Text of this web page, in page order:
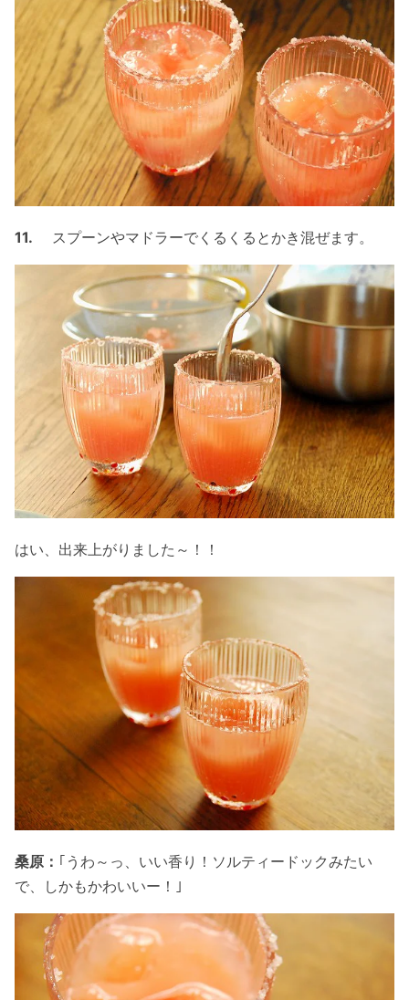
11. スプーンやマドラーでくるくるとかき混ぜます。
はい、出来上がりました～！！
桑原： ｢うわ～っ、いい香り！ソルティードックみたい
で、しかもかわいいー！｣